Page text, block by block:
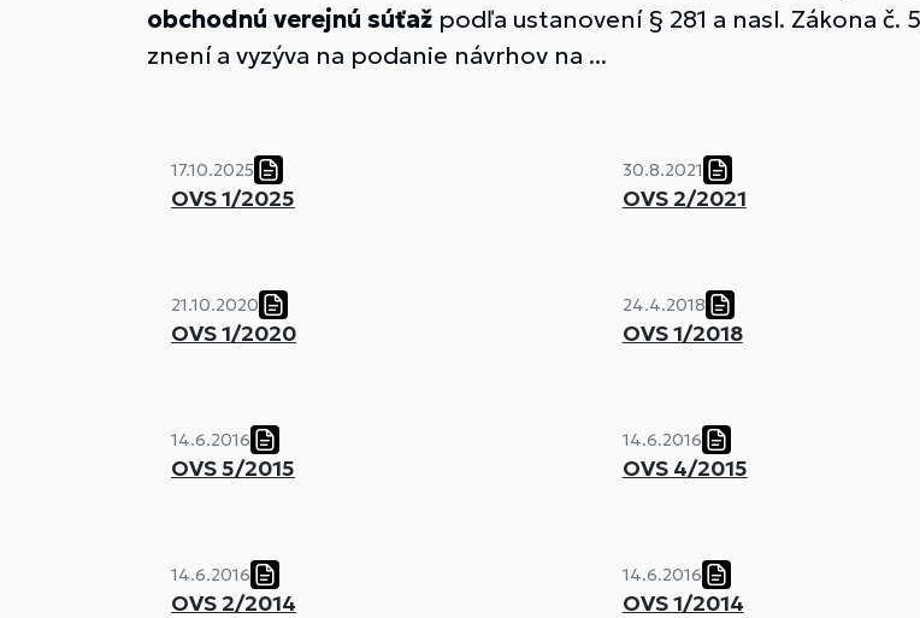
obchodnú verejnú súťaž podľa ustanovení § 281 a nasl. Zákona
znení a vyzýva na podanie návrhov na ...
17.10.2025
OVS 1/2025
30.8.2021
OVS 2/2021
21.10.2020
OVS 1/2020
24.4.2018
OVS 1/2018
14.6.2016
OVS 5/2015
14.6.2016
OVS 4/2015
14.6.2016
OVS 2/2014
14.6.2016
OVS 1/2014